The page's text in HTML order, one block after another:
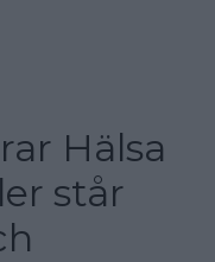
Hälsa
står